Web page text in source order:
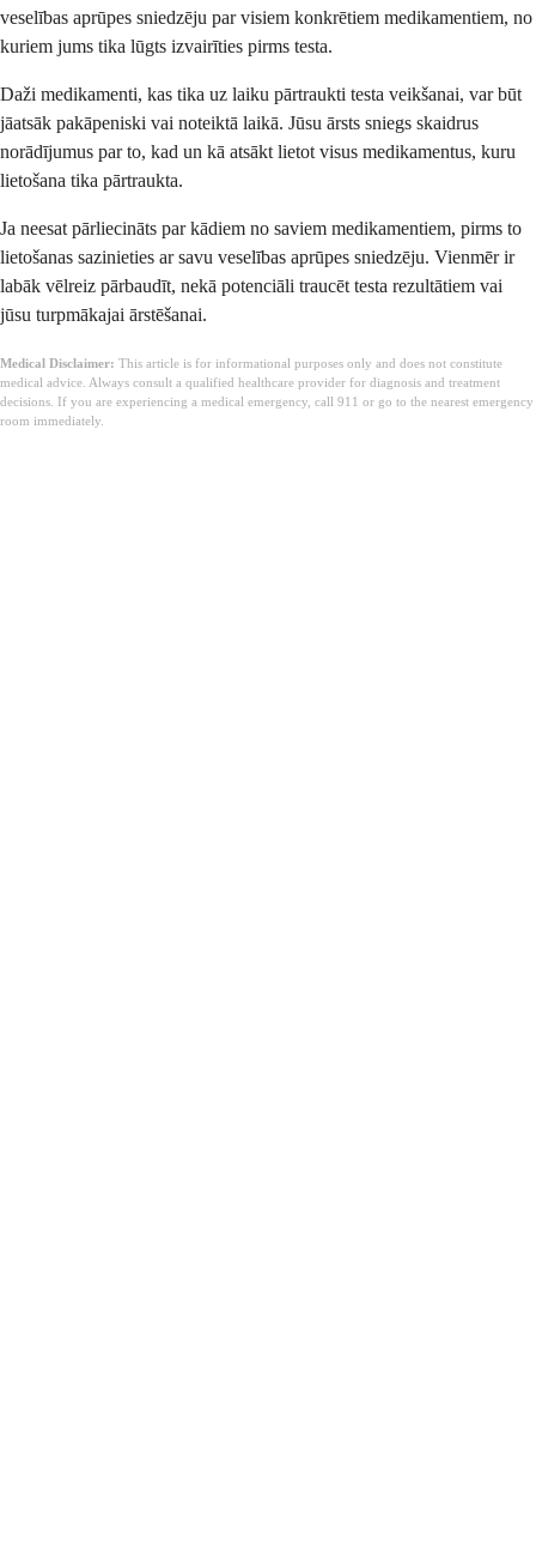
veselības aprūpes sniedzēju par visiem konkrētiem medikamentiem, no
kuriem jums tika lūgts izvairīties pirms testa.
Daži medikamenti, kas tika uz laiku pārtraukti testa veikšanai, var būt
jāatsāk pakāpeniski vai noteiktā laikā. Jūsu ārsts sniegs skaidrus
norādījumus par to, kad un kā atsākt lietot visus medikamentus, kuru
lietošana tika pārtraukta.
Ja neesat pārliecināts par kādiem no saviem medikamentiem, pirms to
lietošanas sazinieties ar savu veselības aprūpes sniedzēju. Vienmēr ir
labāk vēlreiz pārbaudīt, nekā potenciāli traucēt testa rezultātiem vai
jūsu turpmākajai ārstēšanai.
Medical Disclaimer: This article is for informational purposes only and does not constitute
medical advice. Always consult a qualified healthcare provider for diagnosis and treatment
decisions. If you are experiencing a medical emergency, call 911 or go to the nearest emergency
room immediately.